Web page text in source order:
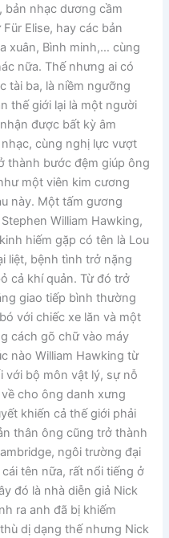
bản nhạc dương cầm
Elise, hay các bản
xuân, Bình minh,… cùng
nữa. Thế nhưng ai có
tài ba, là niềm ngưỡng
thế giới lại là một người
được bất kỳ âm
cùng nghị lực vượt
thành bước đệm giúp ông
một viên kim cương
này. Một tấm gương
William Hawking,
hiếm gặp có tên là Lou
liệt, bệnh tình trở nặng
cả khí quản. Từ đó trở
giao tiếp bình thường
với chiếc xe lăn và một
cách gõ chữ vào máy
nào William Hawking từ
với bộ môn vật lý, sự nỗ
cho ông danh xưng
khiến cả thế giới phải
thân ông cũng trở thành
ngôi trường đại
tên nữa, rất nổi tiếng ở
đó là nhà diễn giả Nick
ra anh đã bị khiếm
dị dạng thế nhưng Nick